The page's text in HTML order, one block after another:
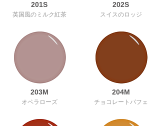
201S
英国風のミルク紅茶
203M
オペラローズ
202S
スイスのロッジ
204M
チョコレートパフェ